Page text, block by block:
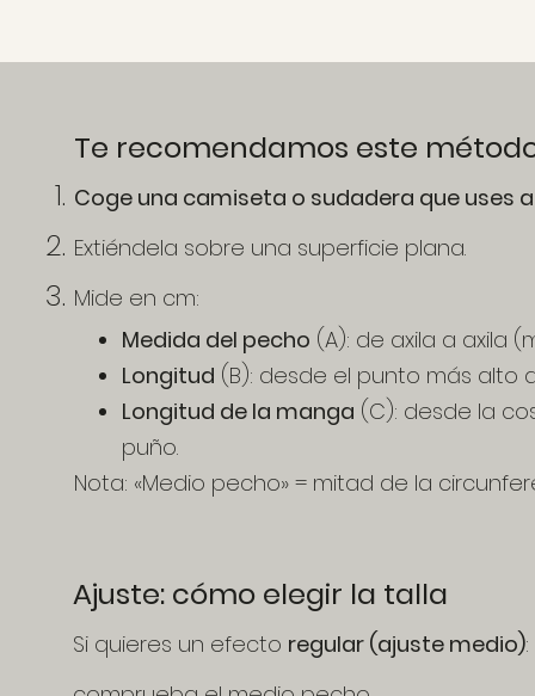
Te recomendamos este
Coge una camiseta o sudadera que uses
Extiéndela sobre una superficie plana.
Mide en cm:
Medida del pecho (A): de axila a axila
Longitud (B): desde el punto más alto
Longitud de la manga (C): desde la
puño.
​​Nota: «Medio pecho» = mitad de la
Ajuste: cómo elegir la talla
Si quieres un efecto regular (ajuste medio)